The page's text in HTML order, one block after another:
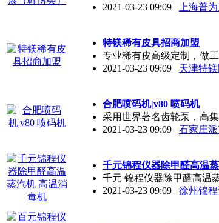
2021-03-23 09:09
上海普
特镁稀有皮具招商加盟
专业稀有皮高级定制，做
2021-03-23 09:09
天津特
合肥喷码机|v80 喷码机
采用世界著名齿轮泵，高
2021-03-23 09:09
石家庄
千元锦程仪器除甲醛高温
千元 锦程仪器除甲醛高温
2021-03-23 09:09
徐州锦